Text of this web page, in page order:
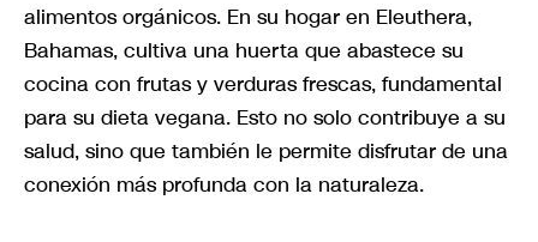
alimentos orgánicos. En su hogar en Eleuthera,
Bahamas, cultiva una huerta que abastece su
cocina con frutas y verduras frescas, fundamental
para su dieta vegana. Esto no solo contribuye a su
salud, sino que también le permite disfrutar de una
conexión más profunda con la naturaleza.